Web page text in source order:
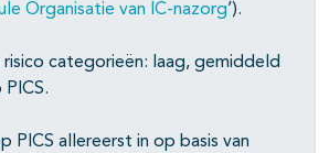
Organisatie van IC-nazorg’).
categorieën: laag, gemiddeld
PICS allereerst in op basis van